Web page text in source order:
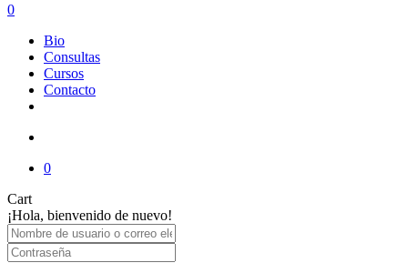
account
0
Bio
Consultas
Cursos
Contacto
0
CartClose
Cart
¡Hola, bienvenido de nuevo!